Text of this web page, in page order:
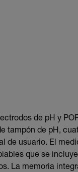
de pH y
tampón de pH,
de usuario. El
que se
La memoria